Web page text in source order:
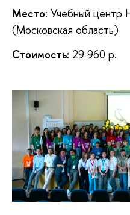
Место: Учебный
(Московская область)
Стоимость: 29 960 р.